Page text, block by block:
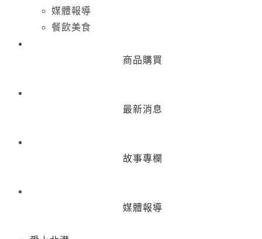
媒體報導
餐飲美食
商品購買
最新消息
故事專欄
媒體報導